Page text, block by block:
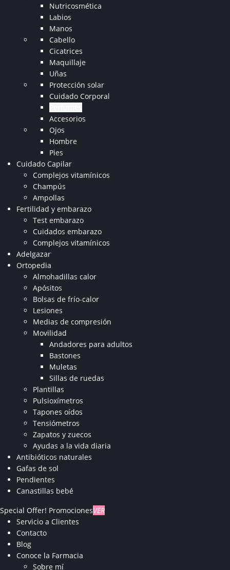
Nutricosmética
Labios
Manos
Cabello
Cicatrices
Maquillaje
Uñas
Protección solar
Cuidado Corporal
Accesorios
Ojos
Hombre
Pies
Cuidado Capilar
Complejos vitamínicos
Champús
Ampollas
Fertilidad y embarazo
Test embarazo
Cuidados embarazo
Complejos vitamínicos
Adelgazar
Ortopedia
Almohadillas calor
Apósitos
Bolsas de frío-calor
Lesiones
Medias de compresión
Movilidad
Andadores para adultos
Bastones
Muletas
Sillas de ruedas
Plantillas
Pulsioxímetros
Tapones oídos
Tensiómetros
Zapatos y zuecos
Ayudas a la vida diaria
Antibióticos naturales
Gafas de sol
Pendientes
Canastillas bebé
Special Offer! PromocionesVER
Servicio a Clientes
Contacto
Blog
Conoce la Farmacia
Sobre mí